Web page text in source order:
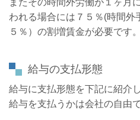
またその時間外労働が１ヶ月
われる場合には７５％(時間外
５％）の割増賃金が必要です。
給与の支払形態
給与に支払形態を下記に紹介
給与を支払うかは会社の自由で